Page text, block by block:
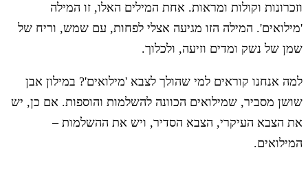
וזכרונות וקולות ומראות. אחת המילים האלו, זו המילה
'מילואים'. המילה הזו מגיעה אצלי לפחות, עם שמש, וריח של
שמן של נשק ומדים וזיעה, ולכלוך.
למה אנחנו קוראים למי שהולך לצבא 'מילואים'? במילון אבן
שושן מסביר, שמילואים הכוונה להשלמות והוספות. אם כן, יש
את הצבא העיקרי, הצבא הסדיר, ויש את ההשלמות –
המילואים.